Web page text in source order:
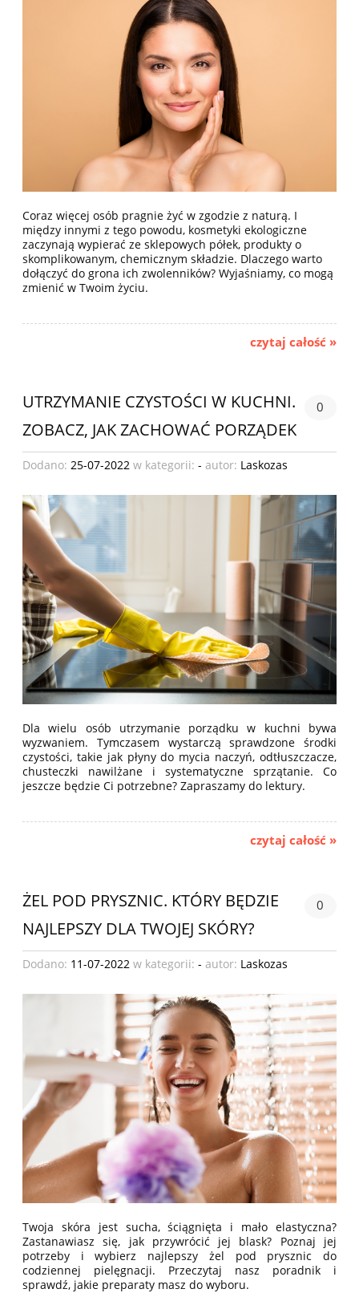
Coraz więcej osób pragnie żyć w zgodzie z naturą. I
między innymi z tego powodu, kosmetyki ekologiczne
zaczynają wypierać ze sklepowych półek, produkty o
skomplikowanym, chemicznym składzie. Dlaczego warto
dołączyć do grona ich zwolenników? Wyjaśniamy, co mogą
zmienić w Twoim życiu.
czytaj całość »
UTRZYMANIE CZYSTOŚCI W KUCHNI.
ZOBACZ, JAK ZACHOWAĆ PORZĄDEK
0
Dodano: 25-07-2022 w kategorii: - autor: Laskozas
Dla wielu osób utrzymanie porządku w kuchni bywa
wyzwaniem. Tymczasem wystarczą sprawdzone środki
czystości, takie jak płyny do mycia naczyń, odtłuszczacze,
chusteczki nawilżane i systematyczne sprzątanie. Co
jeszcze będzie Ci potrzebne? Zapraszamy do lektury.
czytaj całość »
ŻEL POD PRYSZNIC. KTÓRY BĘDZIE
NAJLEPSZY DLA TWOJEJ SKÓRY?
0
Dodano: 11-07-2022 w kategorii: - autor: Laskozas
Twoja skóra jest sucha, ściągnięta i mało elastyczna?
Zastanawiasz się, jak przywrócić jej blask? Poznaj jej
potrzeby i wybierz najlepszy żel pod prysznic do
codziennej pielęgnacji. Przeczytaj nasz poradnik i
sprawdź, jakie preparaty masz do wyboru.